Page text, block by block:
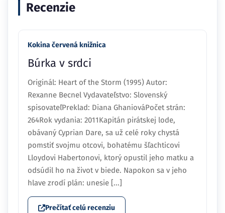
Recenzie
Kokina červená knižnica
Búrka v srdci
Originál: Heart of the Storm (1995) Autor:
Rexanne Becnel Vydavateľstvo: Slovenský
spisovateľPreklad: Diana GhaniováPočet strán:
264Rok vydania: 2011Kapitán pirátskej lode,
obávaný Cyprian Dare, sa už celé roky chystá
pomstiť svojmu otcovi, bohatému šľachticovi
Lloydovi Habertonovi, ktorý opustil jeho matku a
odsúdil ho na život v biede. Napokon sa v jeho
hlave zrodí plán: unesie [...]
Prečítať celú recenziu